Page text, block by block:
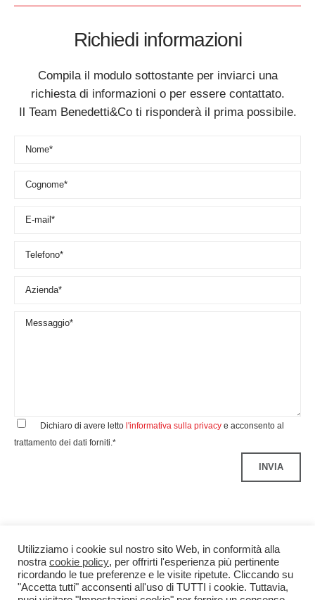
Richiedi informazioni
Compila il modulo sottostante per inviarci una
richiesta di informazioni o per essere contattato.
Il Team Benedetti&Co ti risponderà il prima possibile.
Dichiaro di avere letto l'informativa sulla privacye acconsento al
trattamento dei dati forniti.*
Utilizziamo i cookie sul nostro sito Web, in conformità alla
nostra cookie policy, per offrirti l'esperienza più pertinente
ricordando le tue preferenze e le visite ripetute. Cliccando su
"Accetta tutti" acconsenti all'uso di TUTTI i cookie. Tuttavia,